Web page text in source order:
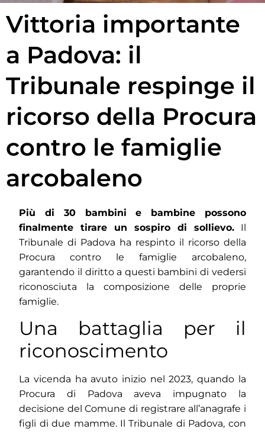
Vittoria importante
a Padova: il
Tribunale respinge il
ricorso della Procura
contro le famiglie
arcobaleno
Più di 30 bambini e bambine possono
finalmente tirare un sospiro di sollievo.Il
Tribunale di Padova ha respinto il ricorso della
Procura contro le famiglie arcobaleno,
garantendo il diritto a questi bambini di vedersi
riconosciuta la composizione delle proprie
famiglie.
Una battaglia per il
riconoscimento
La vicenda ha avuto inizio nel 2023, quando la
Procura di Padova aveva impugnato la
decisione del Comune di registrare all’anagrafe i
figli di due mamme. Il Tribunale di Padova, con